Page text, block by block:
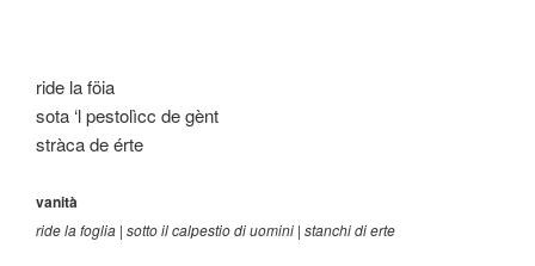
ride la föia
sota ‘l pestolìcc de gènt
stràca de érte
vanità
ride la foglia | sotto il calpestio di uomini | stanchi di erte